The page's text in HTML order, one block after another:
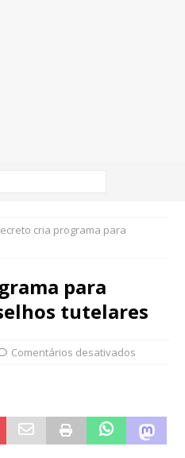
cria programa para
para
tutelares
Comentários desativados